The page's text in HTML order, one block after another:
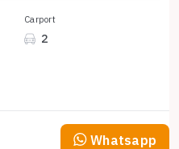
Carport
2
Whatsapp